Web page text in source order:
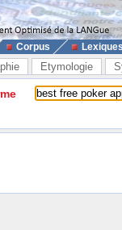
Corpus
Etymologie